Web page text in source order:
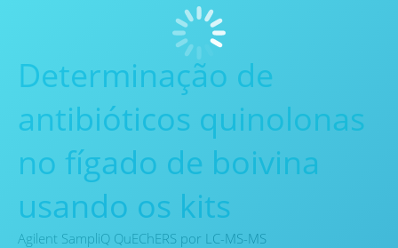
Determinação de
antibióticos quinolonas
no fígado de boivina
usando os kits
Agilent SampliQ QuEChERS por LC-MS-MS